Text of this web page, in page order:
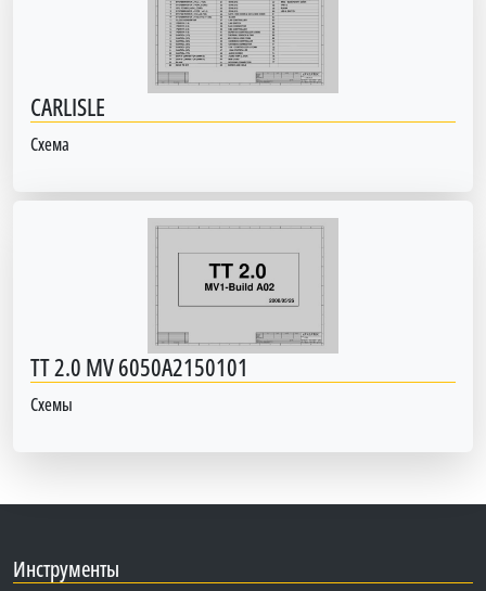
CARLISLE
Схема
TT 2.0 MV 6050A2150101
Схемы
Инструменты